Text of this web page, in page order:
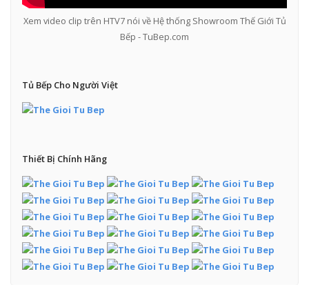
Xem video clip trên HTV7 nói về Hệ thống Showroom Thế Giới Tủ
Bếp - TuBep.com
Tủ Bếp Cho Người Việt
Thiết Bị Chính Hãng